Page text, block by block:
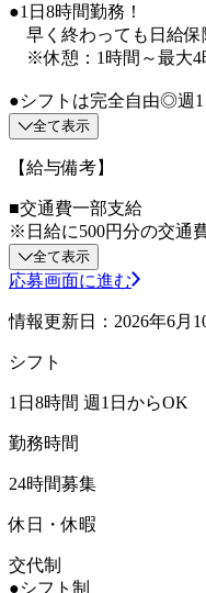
●1日8時間勤務！
早く終わっても日給
※休憩：1時間～最大4
●シフトは完全自由◎週1
全て表示
【給与備考】
■交通費一部支給
※日給に500円分の交通
全て表示
応募画面に進む
情報更新日：2026年6月
シフト
1日8時間 週1日からOK
勤務時間
24時間募集
休日・休暇
交代制
●シフト制